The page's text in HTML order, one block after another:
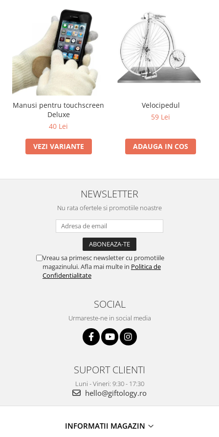
Manusi pentru touchscreen
Deluxe
40 Lei
VEZI VARIANTE
Velocipedul
59 Lei
ADAUGA IN COS
NEWSLETTER
Nu rata ofertele si promotiile noastre
Vreau sa primesc newsletter cu promotiile
magazinului. Afla mai multe in Politica de
Confidentialitate
SOCIAL
Urmareste-ne in social media
SUPORT CLIENTI
Luni - Vineri: 9:30 - 17:30
hello@giftology.ro
INFORMATII MAGAZIN